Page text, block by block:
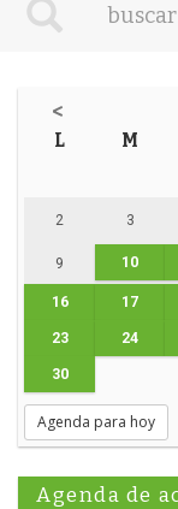
<
L M
2 3
9 10
16 17
23 24
30
Agenda para hoy
Agenda de